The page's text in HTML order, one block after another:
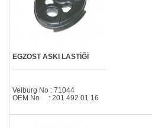
EGZOST ASKI LASTİĞİ
Velburg No : 71044
OEM No : 201 492 01 16